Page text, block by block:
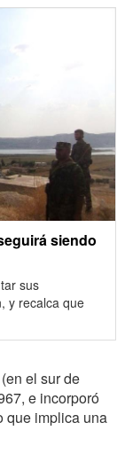
siendo
sus
y recalca que
el sur de
e incorporó
que implica una